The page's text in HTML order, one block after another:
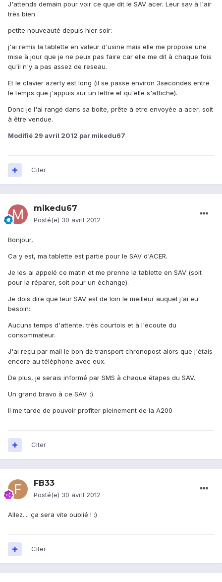
J'attends demain pour voir ce que dit le SAV acer. Leur sav à l'air
très bien .
petite nouveauté depuis hier soir:
j'ai remis la tablette en valeur d'usine mais elle me propose une
mise à jour que je ne peux pas faire car elle me dit à chaque fois
qu'il n'y a pas assez de reseau.
Et le clavier azerty est long (il se passe environ 3secondes entre
le temps que j'appuis sur un lettre et qu'elle s'affiche).
Donc je l'ai rangé dans sa boite, prête à etre envoyée a acer, soit
à être vendue.
Modifié 29 avril 2012 par mikedu67
Citer
mikedu67
Posté(e) 30 avril 2012
Bonjour,
Ca y est, ma tablette est partie pour le SAV d'ACER.
Je les ai appelé ce matin et me prenne la tablette en SAV (soit
pour la réparer, soit pour un échange).
Je dois dire que leur SAV est de loin le meilleur auquel j'ai eu
besoin:
Aucuns temps d'attente, très courtois et à l'écoute du
consommateur.
J'ai reçu par mail le bon de transport chronopost alors que j'étais
encore au téléphone avec eux.
De plus, je serais informé par SMS à chaque étapes du SAV.
Un grand bravo à ce SAV. :)
Il me tarde de pouvoir profiter pleinement de la A200
Citer
FB33
Posté(e) 30 avril 2012
Allez.... ça sera vite oublié ! :)
Citer